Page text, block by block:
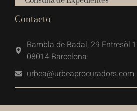
Contacto
Rambla de Badal, 29 Entresòl
08014 Barcelona
urbea@urbeaprocuradors.com